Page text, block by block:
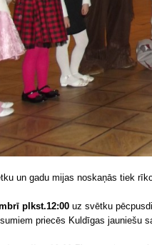
un gadu mijas noskaņās tiek
plkst.12:00 uz svētku
priecēs Kuldīgas jauniešu